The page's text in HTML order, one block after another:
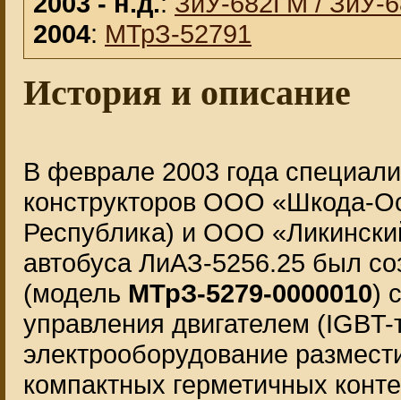
2004: МТрЗ-52791
История и описание
В феврале 2003 года
конструкторов ООО «Шкода-
Республика) и ООО
автобуса ЛиАЗ-5256.25 был
(модель МТрЗ-5279-0000010)
управления двигателем
электрооборудование
компактных герметичных